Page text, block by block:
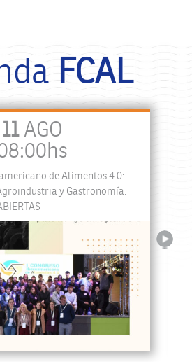
FCAL
11 AGO
de Alimentos 4.0:
y Gastronomía.
Next